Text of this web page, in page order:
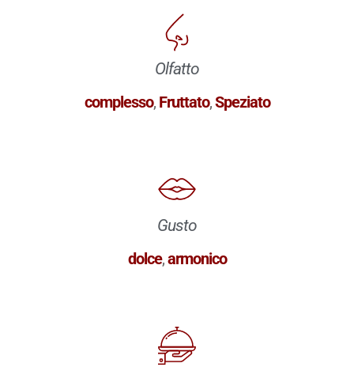
Olfatto
complesso, Fruttato,Speziato
Gusto
dolce,armonico